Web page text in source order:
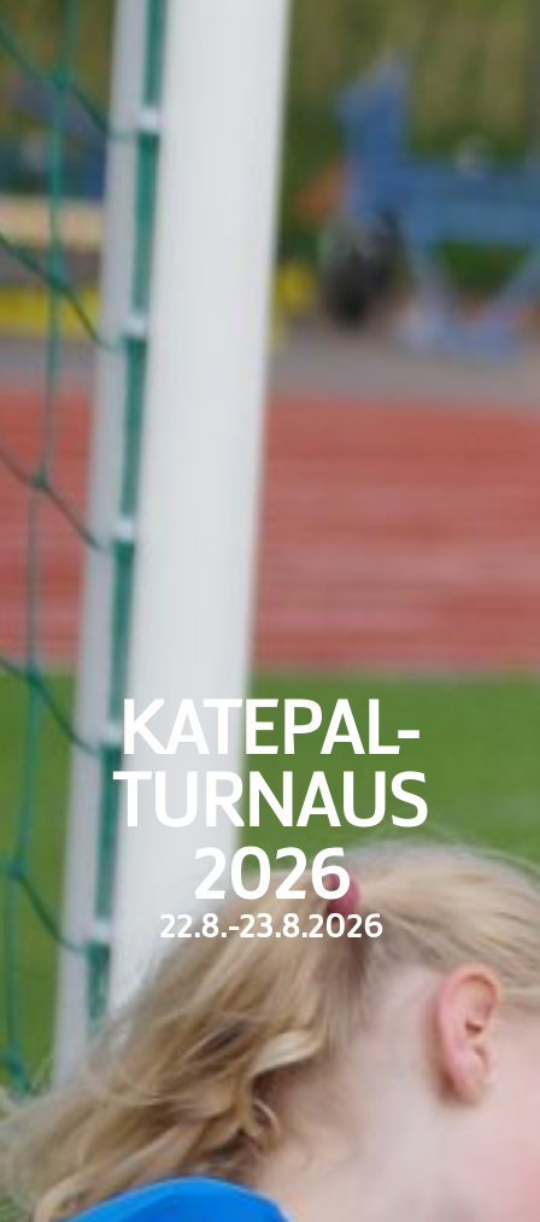
KATEPAL-
TURNAUS
2026
22.8.-23.8.2026